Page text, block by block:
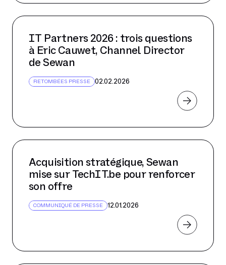
mars 2024
février 2024
janvier 2024
octobre 2023
août 2023
juillet 2023
mai 2023
IT Partners 2026 : trois questions
à Eric Cauwet, Channel Director
de Sewan
RETOMBÉES PRESSE 02.02.2026
Acquisition stratégique, Sewan
mise sur TechIT.be pour renforcer
son offre
COMMUNIQUÉ DE PRESSE 12.01.2026